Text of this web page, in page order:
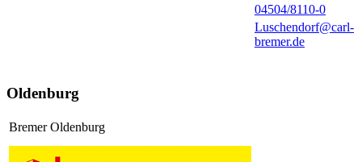
04504/8110-0
Luschendorf@carl-
bremer.de
Oldenburg
Bremer Oldenburg